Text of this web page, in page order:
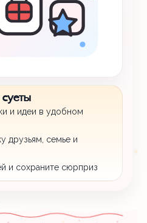
суеты
и идеи в удобном
друзьям, семье и
и сохраните сюрприз